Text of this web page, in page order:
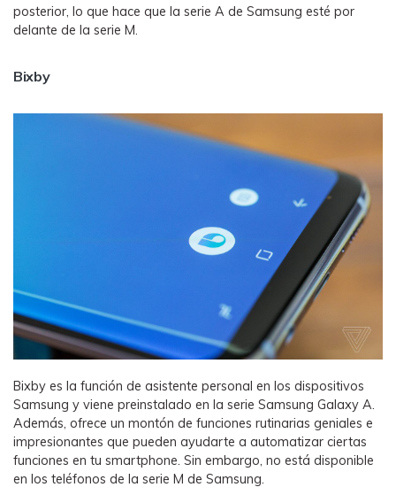
posterior, lo que hace que la serie A de Samsung esté por
delante de la serie M.
Bixby
Bixby es la función de asistente personal en los dispositivos
Samsung y viene preinstalado en la serie Samsung Galaxy A.
Además, ofrece un montón de funciones rutinarias geniales e
impresionantes que pueden ayudarte a automatizar ciertas
funciones en tu smartphone. Sin embargo, no está disponible
en los teléfonos de la serie M de Samsung.